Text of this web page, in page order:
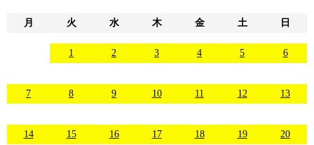
月 火 水 木 金 土 日
1 2 3 4 5 6
7 8 9 10 11 12 13
14 15 16 17 18 19 20